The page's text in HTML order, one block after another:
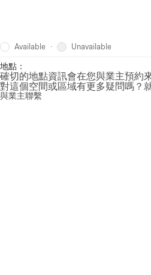
Available · Unavailable
地點：
確切的地點資訊會在您與業主預約
對這個空間或區域有更多疑問嗎？
與業主聯繫